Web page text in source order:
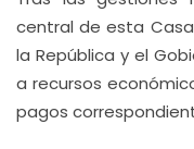
central de esta
la República y el
a recursos
pagos